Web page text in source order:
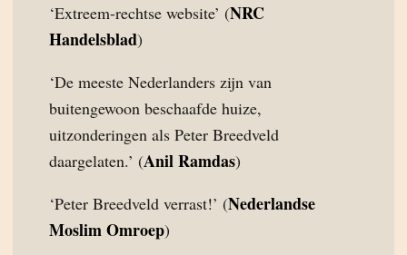
‘Extreem-rechtse website’ (NRC
Handelsblad)
‘De meeste Nederlanders zijn van
buitengewoon beschaafde huize,
uitzonderingen als Peter Breedveld
daargelaten.’ (Anil Ramdas)
‘Peter Breedveld verrast!’ (Nederlandse
Moslim Omroep)